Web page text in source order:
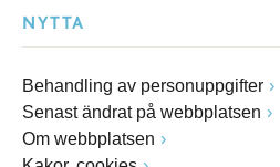
NYTTA
Behandling av personuppgifter
Senast ändrat på webbplatsen
Om webbplatsen